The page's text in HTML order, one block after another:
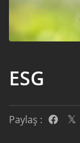
ESG
Paylaş :